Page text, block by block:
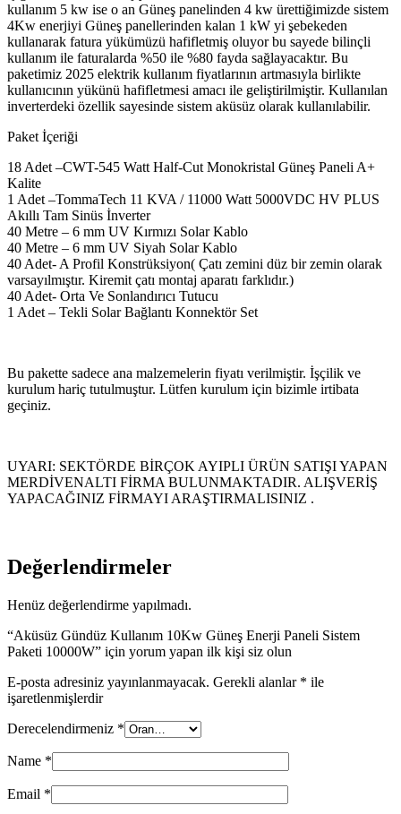
kullanım 5 kw ise o an Güneş panelinden 4 kw ürettiğimizde sistem
4Kw enerjiyi Güneş panellerinden kalan 1 kW yi şebekeden
kullanarak fatura yükümüzü hafifletmiş oluyor bu sayede bilinçli
kullanım ile faturalarda %50 ile %80 fayda sağlayacaktır. Bu
paketimiz 2025 elektrik kullanım fiyatlarının artmasıyla birlikte
kullanıcının yükünü hafifletmesi amacı ile geliştirilmiştir. Kullanılan
inverterdeki özellik sayesinde sistem aküsüz olarak kullanılabilir.
Paket İçeriği
18 Adet –CWT-545 Watt Half-Cut Monokristal Güneş Paneli A+
Kalite
1 Adet –TommaTech 11 KVA / 11000 Watt 5000VDC HV PLUS
Akıllı Tam Sinüs İnverter
40 Metre – 6 mm UV Kırmızı Solar Kablo
40 Metre – 6 mm UV Siyah Solar Kablo
40 Adet- A Profil Konstrüksiyon( Çatı zemini düz bir zemin olarak
varsayılmıştır. Kiremit çatı montaj aparatı farklıdır.)
40 Adet- Orta Ve Sonlandırıcı Tutucu
1 Adet – Tekli Solar Bağlantı Konnektör Set
Bu pakette sadece ana malzemelerin fiyatı verilmiştir. İşçilik ve
kurulum hariç tutulmuştur. Lütfen kurulum için bizimle irtibata
geçiniz.
UYARI: SEKTÖRDE BİRÇOK AYIPLI ÜRÜN SATIŞI YAPAN
MERDİVENALTI FİRMA BULUNMAKTADIR. ALIŞVERİŞ
YAPACAĞINIZ FİRMAYI ARAŞTIRMALISINIZ .
Değerlendirmeler
Henüz değerlendirme yapılmadı.
“Aküsüz Gündüz Kullanım 10Kw Güneş Enerji Paneli Sistem
Paketi 10000W” için yorum yapan ilk kişi siz olun
E-posta adresiniz yayınlanmayacak. Gerekli alanlar * ile
işaretlenmişlerdir
Derecelendirmeniz *
Name *
Email *